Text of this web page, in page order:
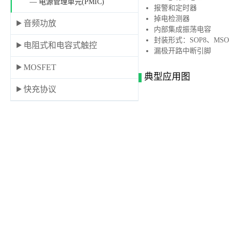
— 电源管理单元(PMIC)
音频功放
电阻式和电容式触控
MOSFET
快充协议
报警和定时器
掉电检测器
内部集成振荡电容
封装形式：SOP8、
漏极开路中断引脚
典型应用图